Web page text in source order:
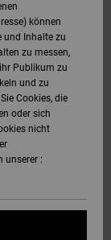
können
und Inhalte zu
zu messen,
Publikum zu
und zu
Cookies, die
oder sich
nicht
unserer :